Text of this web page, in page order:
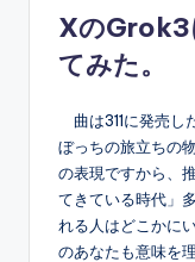
XのGrok3
てみた。
曲は311に発売し
ぼっちの旅立ちの
の表現ですから、
てきている時代」
れる人はどこかに
のあなたも意味を